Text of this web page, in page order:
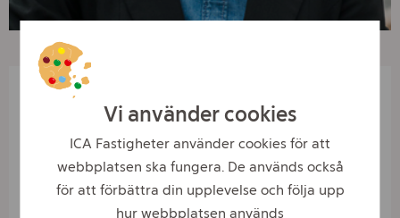
Vi använder cookies
ICA Fastigheter använder cookies för att
webbplatsen ska fungera. De används också
för att förbättra din upplevelse och följa upp
hur webbplatsen används
Om Madeleine
Namn:Madeleine Behrenfeldt
Handelsentreprenör (projektledare inom